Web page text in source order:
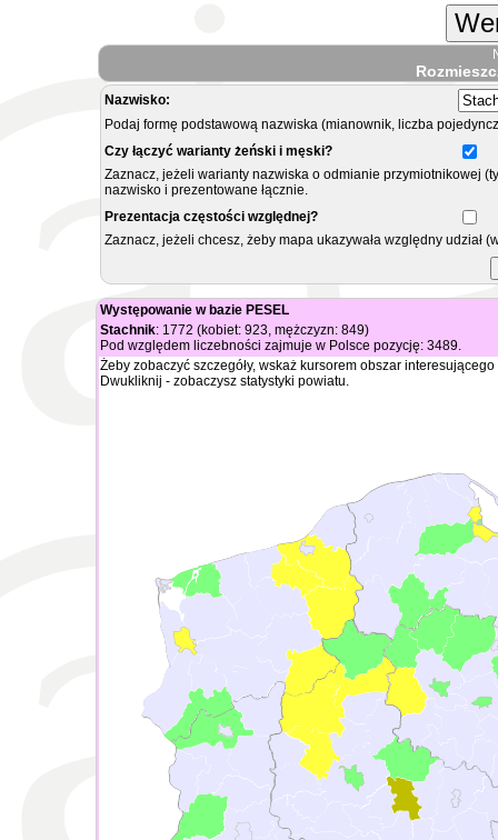
Nazwisko:
Podaj formę podstawową nazwiska (mianownik, liczba
Czy łączyć warianty żeński i męski?
Zaznacz, jeżeli warianty nazwiska o odmianie przymiotnikowej
nazwisko i prezentowane łącznie.
Prezentacja częstości względnej?
Zaznacz, jeżeli chcesz, żeby mapa ukazywała względny
Występowanie w bazie PESEL
Stachnik: 1772 (kobiet: 923, mężczyzn: 849)
Pod względem liczebności zajmuje w Polsce pozycję: 3489.
Żeby zobaczyć szczegóły, wskaż kursorem obszar
Dwukliknij - zobaczysz statystyki powiatu.